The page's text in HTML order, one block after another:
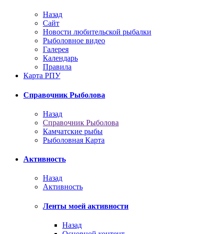
Назад
Сайт
Новости любительской рыбалки
Рыболовное видео
Галерея
Календарь
Правила
Карта РПУ
Справочник Рыболова
Назад
Справочник Рыболова
Камчатские рыбы
Рыболовная Карта
Активность
Назад
Активность
Ленты моей активности
Назад